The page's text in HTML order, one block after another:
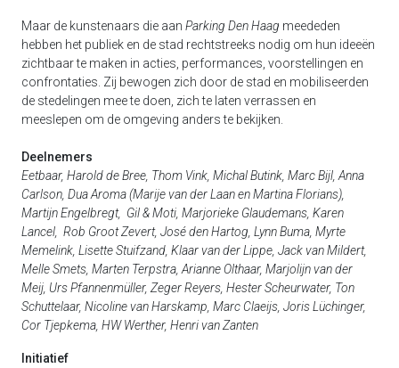
Maar de kunstenaars die aan Parking Den Haag meededen
hebben het publiek en de stad rechtstreeks nodig om hun ideeën
zichtbaar te maken in acties, performances, voorstellingen en
confrontaties. Zij bewogen zich door de stad en mobiliseerden
de stedelingen mee te doen, zich te laten verrassen en
meeslepen om de omgeving anders te bekijken.
Deelnemers
Eetbaar, Harold de Bree, Thom Vink, Michal Butink, Marc Bijl, Anna
Carlson, Dua Aroma (Marije van der Laan en Martina Florians),
Martijn Engelbregt, Gil & Moti, Marjorieke Glaudemans, Karen
Lancel, Rob Groot Zevert, José den Hartog, Lynn Buma, Myrte
Memelink, Lisette Stuifzand, Klaar van der Lippe, Jack van Mildert,
Melle Smets, Marten Terpstra, Arianne Olthaar, Marjolijn van der
Meij, Urs Pfannenmüller, Zeger Reyers, Hester Scheurwater, Ton
Schuttelaar, Nicoline van Harskamp, Marc Claeijs, Joris Lüchinger,
Cor Tjepkema, HW Werther, Henri van Zanten
Initiatief